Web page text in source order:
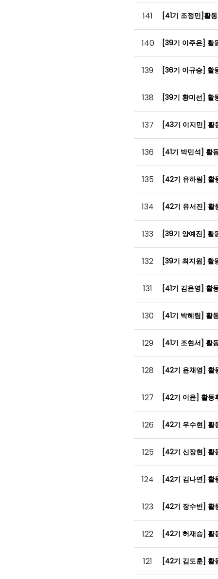
141 [41기 조정민]활
140 [39기 이주은] 활
139 [36기 이규승] 활
138 [39기 황미선] 활
137 [43기 이지민] 활
136 [41기 박민석] 활
135 [42기 유하림] 활
134 [42기 유서진] 활
133 [39기 양예진] 활
132 [39기 최지원] 활
131 [41기 김윤영] 활
130 [41기 박혜림] 활
129 [41기 조현서] 활
128 [42기 윤채영] 활
127 [42기 이윤] 활동
126 [42기 우수현] 활
125 [42기 신장현] 활
124 [42기 김나연] 활
123 [42기 장수빈] 활
122 [42기 허재승] 활
121 [42기 김도훈] 활